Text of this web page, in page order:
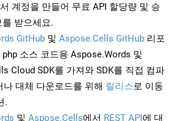
계정을 만들어 무료 API 할당량 및 승
받으세요.
GitHub 및 Aspose.Cells GitHub 리포
소스 코드용 Aspose.Words 및
Cloud SDK를 가져와 SDK를 직접 컴파
나 대체 다운로드를 위해 릴리스로 이동
.
및 Aspose.Cells에서 REST API에 대